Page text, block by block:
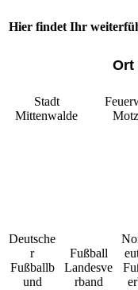
Hier findet Ihr
Ort
Stadt
Mittenwalde
Deutsche
r
Fußballb
und
Fußball
Landesve
rband